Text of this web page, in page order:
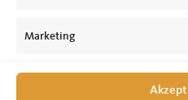
Marketing
Magdeburger Kinder- und